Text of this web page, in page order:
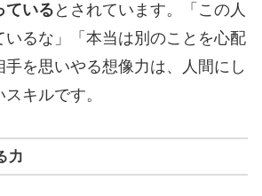
ている とされています。「この人
いるな」「本当は別のことを心配
手を思いやる想像力は、人間にし
キルです。
力